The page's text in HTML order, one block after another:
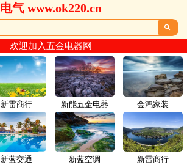
电气 www.ok220.cn

欢迎加入五金电器网
新雷商行
新蓝交通
新能五金电器 金鸿家装
新蓝空调 新雷商行